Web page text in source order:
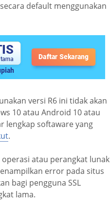
default menggunakan
versi R6 ini tidak akan
10 atau Android 10 atau
lengkap softaware yang
.
atau perangkat lunak
error pada situs
bagi pengguna SSL
lama.